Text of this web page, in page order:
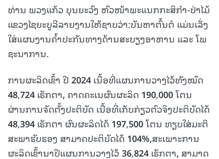
ທ່ານ ພວງແກ້ວ ບຸນຍະວົງ ຫົວໜ້າພະແນກກະສິກໍາ-ປ່າໄມ້
ແຂວງໄຊຍະບູລີລາຍງານໃຫ້ຊາບວ່າ:ບັນຫາຕົ້ນຕໍ ແມ່ນເລັ່ງ
ໃສ່ແຜນງານຄໍ້າປະກັນທາງດ້ານສະບຽງອາຫານ ແລະ ໂພ
ຊະນາການ.
ການຜະລິດເຂົ້າ ປີ 2024 ເນື້ອທີ່ແຜນການວາງໄວ້ທັງໝົດ
48,724 ເຮັກຕາ, ຄາດຄະເນຜົນຜະລິດ 190,000ໂຕນ
ຜ່ານການຈັດຕັ້ງປະຕິບັດ ເນື້ອທີ່ເກັບກ່ຽວຕົວຈິງປະຕິບັດໄດ້
48,394 ເຮັກຕາ ຜົນຜະລິດໄດ້ 197,500ໂຕນ ທຽບໃສ່ມະຕິ
ສະພາຮັບຮອງ ສາມາດປະຕິບັດໄດ້ 104%,ສະເພາະການ
ຜະລິດເຂົ້ານາປີແຜນການວາງໄວ້ 36,824 ເຮັກຕາ, ສາມາດ